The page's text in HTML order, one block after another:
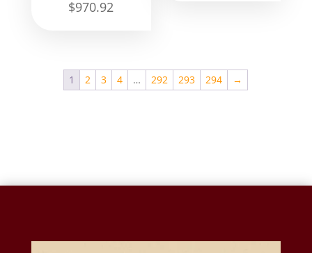
$970.92
1 2 3 4 … 292 293 294 →